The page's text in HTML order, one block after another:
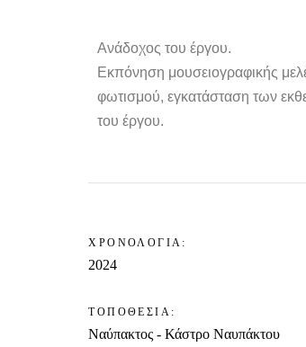
Ανάδοχος του έργου.
Εκπόνηση μουσειογραφικής
φωτισμού, εγκατάσταση των
του έργου.
ΧΡΟΝΟΛΟΓΙΑ:
2024
ΤΟΠΟΘΕΣΙΑ:
Ναύπακτος - Κάστρο Ναυπάκτου